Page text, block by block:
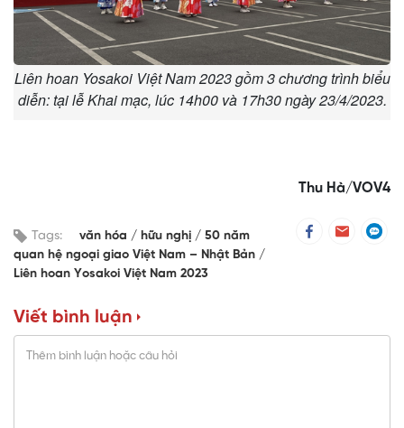
Liên hoan Yosakoi Việt Nam 2023 gồm 3 chương trình biểu
diễn: tại lễ Khai mạc, lúc 14h00 và 17h30 ngày 23/4/2023.
Thu Hà/VOV4
Tags: văn hóa hữu nghị
50 năm
quan hệ ngoại giao Việt Nam – Nhật Bản
Liên hoan Yosakoi Việt Nam 2023
Viết bình luận